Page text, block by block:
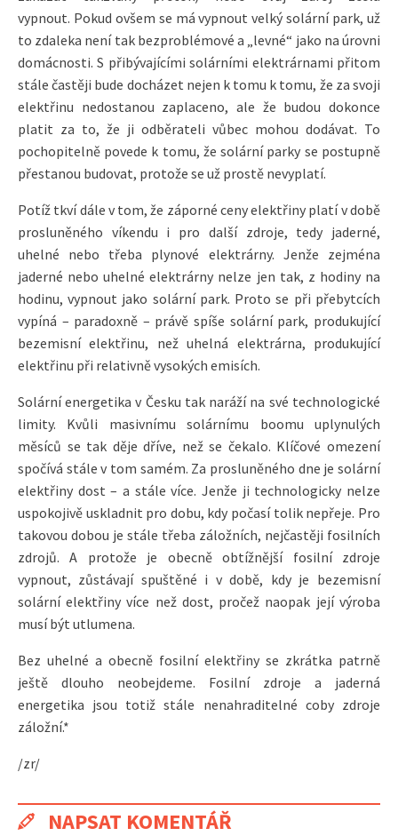
vypnout. Pokud ovšem se má vypnout velký solární park, už
to zdaleka není tak bezproblémové a „levné“ jako na úrovni
domácnosti. S přibývajícími solárními elektrárnami přitom
stále častěji bude docházet nejen k tomu k tomu, že za svoji
elektřinu nedostanou zaplaceno, ale že budou dokonce
platit za to, že ji odběrateli vůbec mohou dodávat. To
pochopitelně povede k tomu, že solární parky se postupně
přestanou budovat, protože se už prostě nevyplatí.
Potíž tkví dále v tom, že záporné ceny elektřiny platí v době
prosluněného víkendu i pro další zdroje, tedy jaderné,
uhelné nebo třeba plynové elektrárny. Jenže zejména
jaderné nebo uhelné elektrárny nelze jen tak, z hodiny na
hodinu, vypnout jako solární park. Proto se při přebytcích
vypíná – paradoxně – právě spíše solární park, produkující
bezemisní elektřinu, než uhelná elektrárna, produkující
elektřinu při relativně vysokých emisích.
Solární energetika v Česku tak naráží na své technologické
limity. Kvůli masivnímu solárnímu boomu uplynulých
měsíců se tak děje dříve, než se čekalo. Klíčové omezení
spočívá stále v tom samém. Za prosluněného dne je solární
elektřiny dost – a stále více. Jenže ji technologicky nelze
uspokojivě uskladnit pro dobu, kdy počasí tolik nepřeje. Pro
takovou dobou je stále třeba záložních, nejčastěji fosilních
zdrojů. A protože je obecně obtížnější fosilní zdroje
vypnout, zůstávají spuštěné i v době, kdy je bezemisní
solární elektřiny více než dost, pročež naopak její výroba
musí být utlumena.
Bez uhelné a obecně fosilní elektřiny se zkrátka patrně
ještě dlouho neobejdeme. Fosilní zdroje a jaderná
energetika jsou totiž stále nenahraditelné coby zdroje
záložní.*
/zr/
NAPSAT KOMENTÁŘ